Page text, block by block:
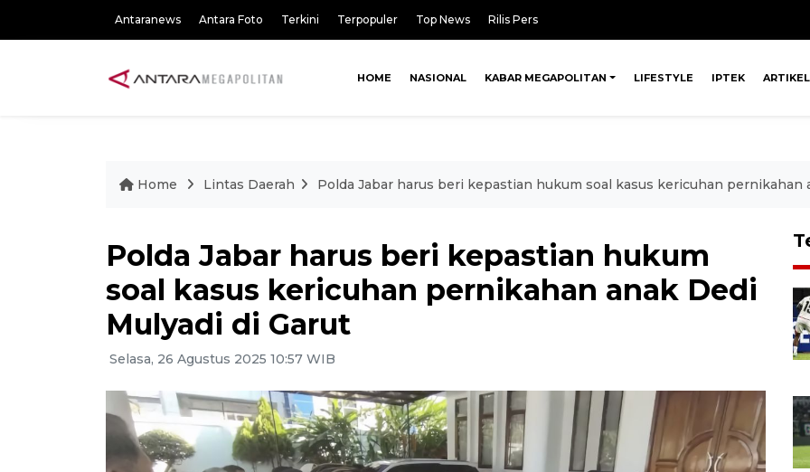
Antaranews Antara Foto Terkini Terpopuler Top News Rilis Pers
HOME NASIONAL KABAR MEGAPOLITAN LIFESTYLE IPTEK ARTIKEL
Home Lintas Daerah Polda Jabar harus beri kepastian hukum soal kasus kericuhan pernikahan
Polda Jabar harus beri kepastian hukum
soal kasus kericuhan pernikahan anak Dedi
Mulyadi di Garut
Selasa, 26 Agustus 2025 10:57 WIB